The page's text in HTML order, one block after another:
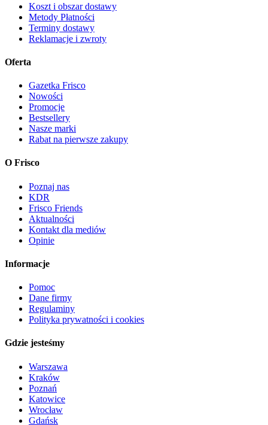
Koszt i obszar dostawy
Metody Płatności
Terminy dostawy
Reklamacje i zwroty
Oferta
Gazetka Frisco
Nowości
Promocje
Bestsellery
Nasze marki
Rabat na pierwsze zakupy
O Frisco
Poznaj nas
KDR
Frisco Friends
Aktualności
Kontakt dla mediów
Opinie
Informacje
Pomoc
Dane firmy
Regulaminy
Polityka prywatności i cookies
Gdzie jesteśmy
Warszawa
Kraków
Poznań
Katowice
Wrocław
Gdańsk